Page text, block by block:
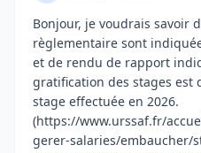
Bonjour, je voudrais savoir
règlementaire sont
et de rendu de rapport
gratification des stages est
stage effectuée en 2026.
(https://www.urssaf.fr/
gerer-salaries/embaucher/